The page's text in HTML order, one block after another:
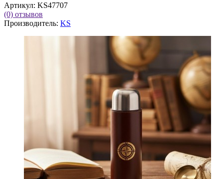
Артикул: KS47707
(0) отзывов
Производитель: KS